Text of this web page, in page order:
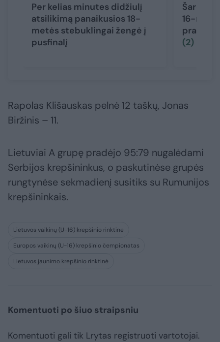
Per kelias minutes didžiulį
atsilikimą panaikusios 18-
metės stebuklingai žengė į
pusfinalį
Šaro
16-
pradėjo
(2)
Rapolas Klišauskas pelnė 12 taškų, Jonas
Biržinis – 11.
Lietuviai A grupę pradėjo 95:79 nugalėdami
Serbijos krepšininkus, o paskutinėse grupės
rungtynėse sekmadienį susitiks su Rumunijos
krepšininkais.
Lietuvos vaikinų (U-16) krepšinio rinktinė
Europos vaikinų (U-16) krepšinio čempionatas
Lietuvos jaunimo krepšinio rinktinė
Komentuoti po šiuo straipsniu
Komentuoti gali tik Lrytas registruoti vartotojai.